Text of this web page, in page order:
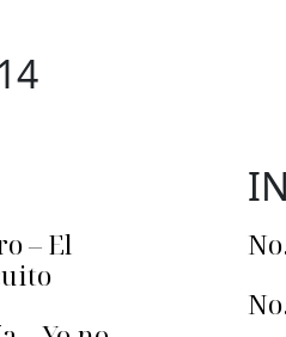
– El